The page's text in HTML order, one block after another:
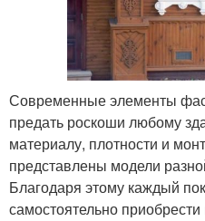
Современные элементы
предать роскоши любому
материалу, плотности и
представлены модели
Благодаря этому каждый
самостоятельно